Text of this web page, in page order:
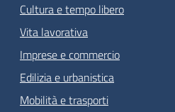
Cultura e tempo libero
Vita lavorativa
Imprese e commercio
Edilizia e urbanistica
Mobilità e trasporti